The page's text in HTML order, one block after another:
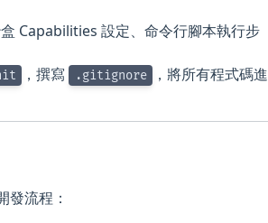
Capabilities 設定、命令行腳本執行步
，撰寫 .gitignore ，將所有程式碼進
發流程：